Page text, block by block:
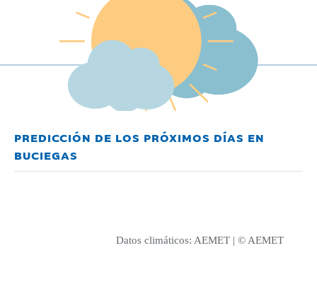
PREDICCIÓN DE LOS PRÓXIMOS DÍAS EN
BUCIEGAS
Datos climáticos: AEMET | © AEMET